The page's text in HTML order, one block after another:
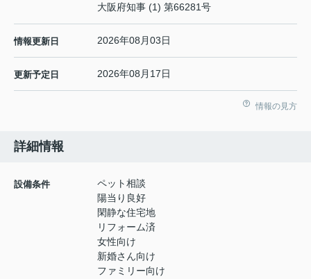
大阪府知事 (1) 第66281号
情報更新日 2026年08月03日
更新予定日 2026年08月17日
情報の見方
詳細情報
設備条件
ペット相談
陽当り良好
閑静な住宅地
リフォーム済
女性向け
新婚さん向け
ファミリー向け